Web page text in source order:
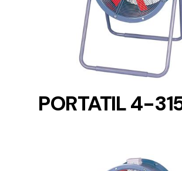
DETAILS
PORTATIL 4-